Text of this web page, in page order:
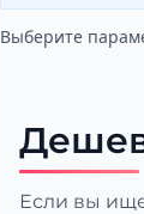
Выберите
Если вы